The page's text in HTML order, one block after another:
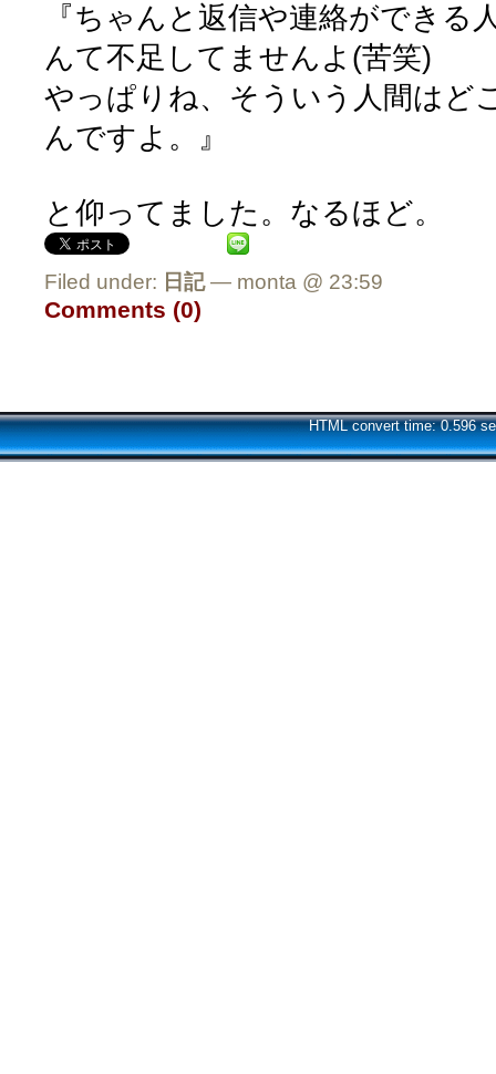
『ちゃんと返信や連絡ができる
んて不足してませんよ(苦笑)
やっぱりね、そういう人間はど
んですよ。』
と仰ってました。なるほど。
Filed under: 日記— monta @ 23:59
Comments (0)
HTML convert time: 0.596